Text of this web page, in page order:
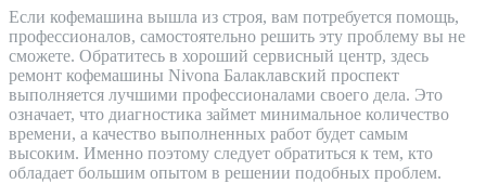
Если кофемашина вышла из строя, вам потребуется помощь,
профессионалов, самостоятельно решить эту проблему вы не
сможете. Обратитесь в хороший сервисный центр, здесь
ремонт кофемашины Nivona Балаклавский проспект
выполняется лучшими профессионалами своего дела. Это
означает, что диагностика займет минимальное количество
времени, а качество выполненных работ будет самым
высоким. Именно поэтому следует обратиться к тем, кто
обладает большим опытом в решении подобных проблем.